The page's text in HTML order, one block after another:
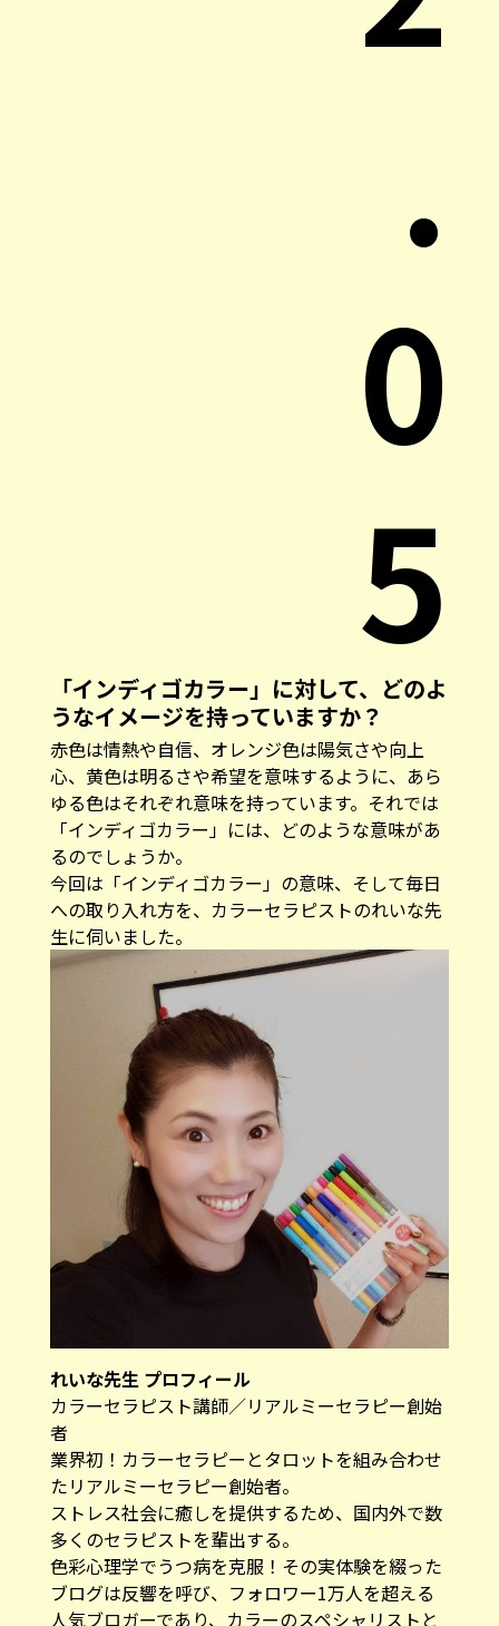
.
0
5
「インディゴカラー」に対して、どのよ
うなイメージを持っていますか？
赤色は情熱や自信、オレンジ色は陽気さや向上
心、黄色は明るさや希望を意味するように、あら
ゆる色はそれぞれ意味を持っています。それでは
「インディゴカラー」には、どのような意味があ
るのでしょうか。
今回は「インディゴカラー」の意味、そして毎日
への取り入れ方を、カラーセラピストのれいな先
生に伺いました。
れいな先生 プロフィール
カラーセラピスト講師／リアルミーセラピー創始
者
業界初！カラーセラピーとタロットを組み合わせ
たリアルミーセラピー創始者。
ストレス社会に癒しを提供するため、国内外で数
多くのセラピストを輩出する。
色彩心理学でうつ病を克服！その実体験を綴った
ブログは反響を呼び、フォロワー1万人を超える
人気ブロガーであり、カラーのスペシャリストと